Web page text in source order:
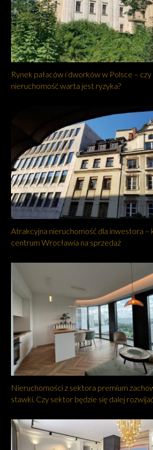
Rynek pałaców i dworków w Polsce –
nieruchomość warta jest ryzyka?
Atrakcyjna nieruchomość dla inwestora –
centrum Wrocławia na sprzedaż
Nieruchomości z sektora premium
stawki. Czy sektor będzie się dalej